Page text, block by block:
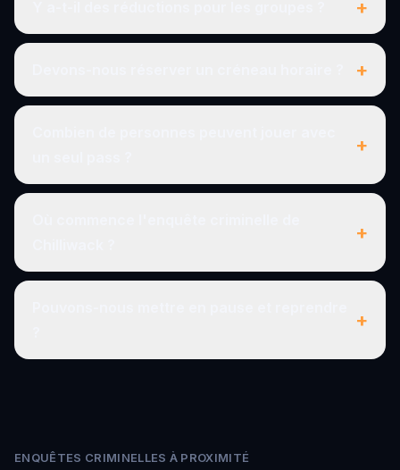
+
+
+
+
+
ENQUÊTES CRIMINELLES À PROXIMITÉ